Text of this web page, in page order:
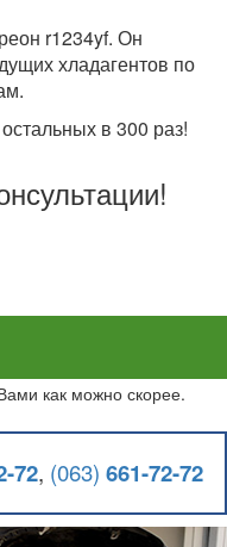
r1234yf. Он
хладагентов по
в 300 раз!
как можно скорее.
72, (063) 661-72-72